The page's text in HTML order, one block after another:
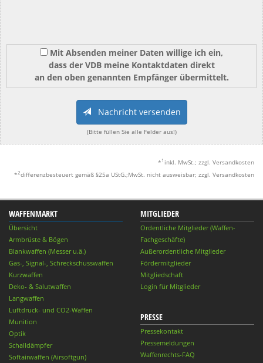
Mit Absenden meiner Daten willige ich ein,
dass der VDB meine Kontaktdaten direkt
an den oben genannten Empfänger übermittelt.
Nachricht versenden
(Bitte füllen Sie alle Felder aus!)
* 1 inkl. MwSt.; zzgl. Versandkosten
*2differenzbesteuert gemäß §25a UStG.;MwSt. nicht ausweisbar; zzgl. Versandkosten
WAFFENMARKT
Übersicht
Armbrüste & Bögen
Blankwaffen (Messer u.ä.)
Gas-, Signal-, Schreckschusswaffen
Kurzwaffen
Deko- & Salutwaffen
Langwaffen
Luftdruck- und CO2-Waffen
Munition
Optik
Schalldämpfer
Softairwaffen (Airsoftgun)
MITGLIEDER
Ordentliche Mitglieder (Waffen-
Fachgeschäfte)
Außerordentliche Mitglieder
Fördermitglieder
Mitgliedschaft
Login für Mitglieder
PRESSE
Pressekontakt
Pressemeldungen
Waffenrechts-FAQ